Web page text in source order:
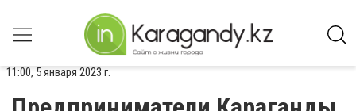
11:00, 5 января 2023 г.